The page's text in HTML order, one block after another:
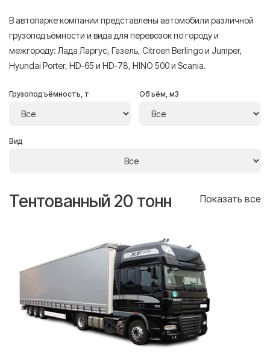
В автопарке компании представлены автомобили различной
грузоподъёмности и вида для перевозок по городу и
межгороду: Лада Ларгус, Газель, Citroen Berlingo и Jumper,
Hyundai Porter, HD-65 и HD-78, HINO 500 и Scania.
Грузоподъёмность, т Объём, м3
Вид
Тентованный 20 тонн Показать все